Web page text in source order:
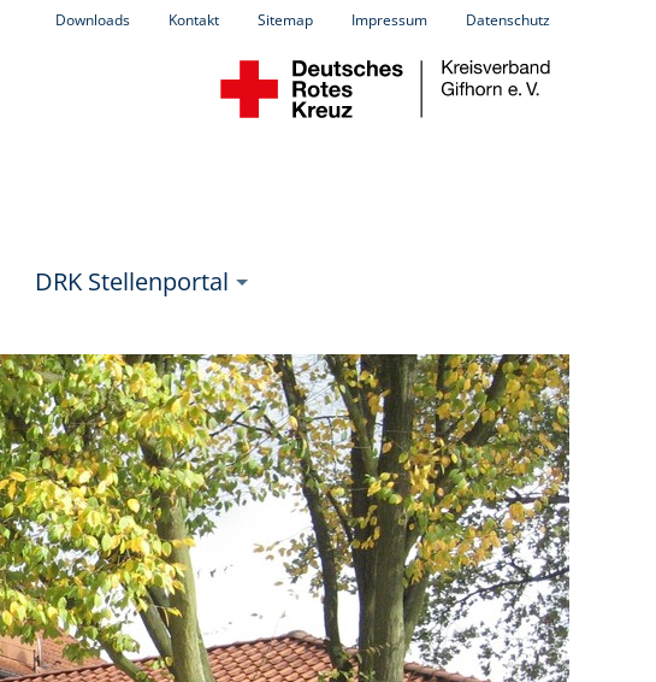
Downloads Kontakt Sitemap Impressum Datenschutz
DRK Stellenportal